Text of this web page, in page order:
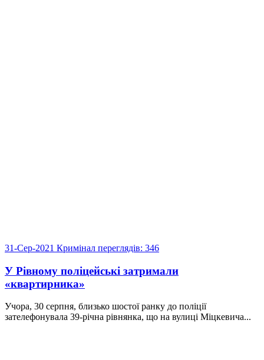
31-Сер-2021 Кримінал переглядів: 346
У Рівному поліцейські затримали
«квартирника»
Учора, 30 серпня, близько шостої ранку до поліції
зателефонувала 39-річна рівнянка, що на вулиці Міцкевича...